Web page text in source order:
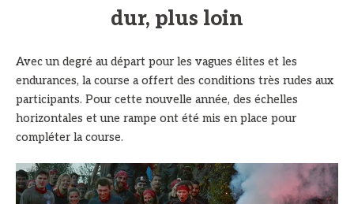
dur, plus loin
Avec un degré au départ pour les vagues élites et les
endurances, la course a offert des conditions très rudes aux
participants. Pour cette nouvelle année, des échelles
horizontales et une rampe ont été mis en place pour
compléter la course.